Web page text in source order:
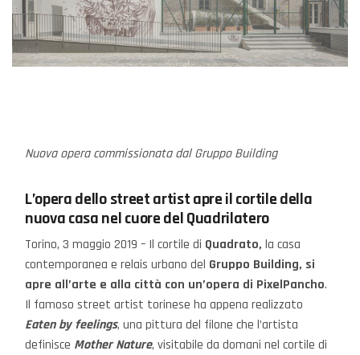
Nuova opera commissionata dal Gruppo Building
L’opera dello street artist apre il cortile della
nuova casa nel cuore del Quadrilatero
Torino, 3 maggio 2019 – Il cortile di Quadrato, la casa
contemporanea e relais urbano del Gruppo Building, si
apre all’arte e alla città con un’opera di PixelPancho.
Il famoso street artist torinese ha appena realizzato
Eaten by feelings, una pittura del filone che l’artista
definisce Mother Nature, visitabile da domani nel cortile di